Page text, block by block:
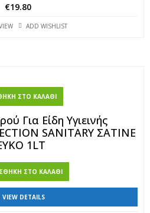
€19.80
ADD WISHLIST
ΣΤΟ ΚΑΛΆΘΙ
Για Είδη Υγιεινής
SANITARY ΣΑΤΙΝΕ
1LT
ΣΤΟ ΚΑΛΆΘΙ
VIEW DETAILS